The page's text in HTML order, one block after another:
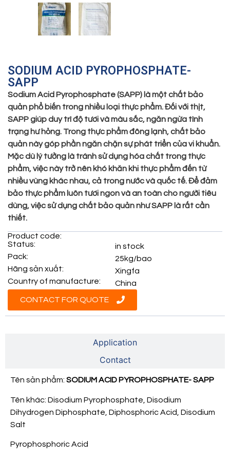
SODIUM ACID PYROPHOSPHATE-
SAPP
Sodium Acid Pyrophosphate (SAPP) là một chất bảo
quản phổ biến trong nhiều loại thực phẩm. Đối với thịt,
SAPP giúp duy trì độ tươi và màu sắc, ngăn ngừa tình
trạng hư hỏng. Trong thực phẩm đông lạnh, chất bảo
quản này góp phần ngăn chặn sự phát triển của vi khuẩn.
Mặc dù lý tưởng là tránh sử dụng hóa chất trong thực
phẩm, việc này trở nên khó khăn khi thực phẩm đến từ
nhiều vùng khác nhau, cả trong nước và quốc tế. Để đảm
bảo thực phẩm luôn tươi ngon và an toàn cho người tiêu
dùng, việc sử dụng chất bảo quản như SAPP là rất cần
thiết.
Product code:
Status:
in stock
Pack:
25kg/bao
Hãng sản xuất:
Xingfa
Country of manufacture:
China
CONTACT FOR QUOTE
Application
Contact
Tên sản phẩm: SODIUM ACID PYROPHOSPHATE- SAPP
Tên khác: Disodium Pyrophosphate, Disodium
Dihydrogen Diphosphate, Diphosphoric Acid, Disodium
Salt
Pyrophosphoric Acid